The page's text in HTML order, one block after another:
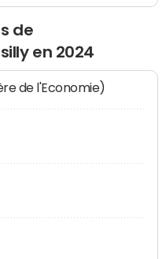
de
en 2024
de l'Economie)